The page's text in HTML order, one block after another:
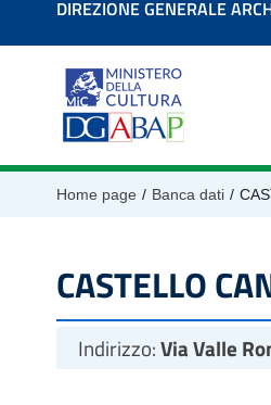
contenutoDIREZIONE GENERALE
Home page / Banca dati /
CASTELLO
Indirizzo:Via Valle